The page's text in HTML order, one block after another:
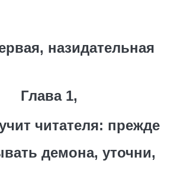
назидательная
Глава 1,
читателя: прежде
демона, уточни,